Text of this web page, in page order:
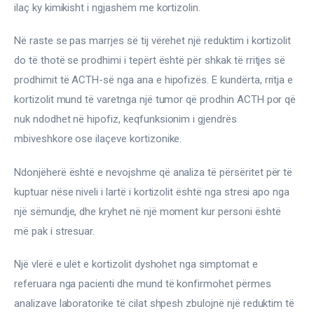
ilaç ky kimikisht i ngjashëm me kortizolin.
Në raste se pas marrjes së tij vërehet një reduktim i kortizolit
do të thotë se prodhimi i tepërt është për shkak të rritjes së
prodhimit të ACTH-së nga ana e hipofizës. E kundërta, rritja e
kortizolit mund të varetnga një tumor që prodhin ACTH por që
nuk ndodhet në hipofiz, keqfunksionim i gjendrës
mbiveshkore ose ilaçeve kortizonike.
Ndonjëherë është e nevojshme që analiza të përsëritet për të
kuptuar nëse niveli i lartë i kortizolit është nga stresi apo nga
një sëmundje, dhe kryhet në një moment kur personi është
më pak i stresuar.
Një vlerë e ulët e kortizolit dyshohet nga simptomat e
referuara nga pacienti dhe mund të konfirmohet përmes
analizave laboratorike të cilat shpesh zbulojnë një reduktim të